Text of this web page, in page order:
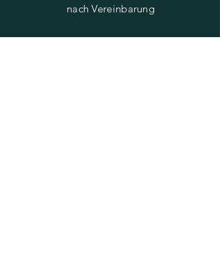
nach Vereinbarung